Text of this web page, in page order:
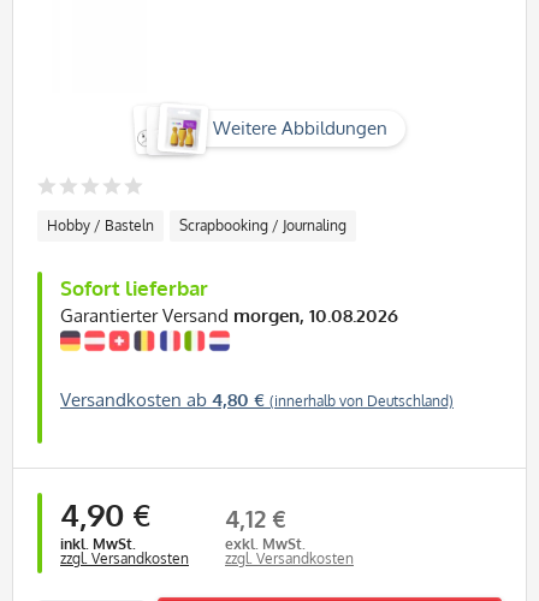
Weitere Abbildungen
Hobby / Basteln Scrapbooking / Journaling
Sofort lieferbar
Garantierter Versand morgen, 10.08.2026
Versandkosten ab 4,80 € (innerhalb von Deutschland)
4,90 €
inkl. MwSt.
zzgl. Versandkosten
4,12 €
exkl. MwSt.
zzgl. Versandkosten